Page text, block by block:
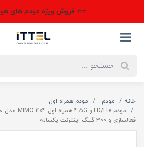
⭐⭐ فروش ویژه مودم های
خانه مودم
مودم همراه اول
فعالسازی و 300 گیگ اینترنت یکساله